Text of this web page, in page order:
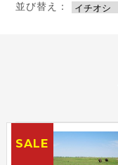
並び替え：
SALE